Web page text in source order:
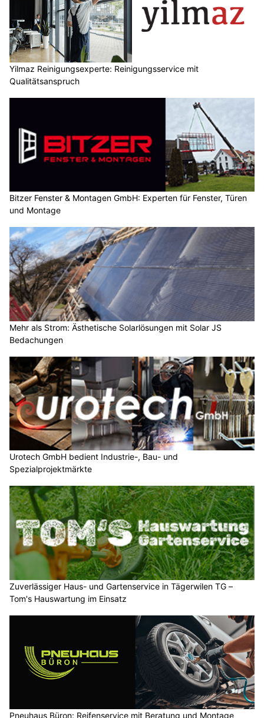
Yilmaz Reinigungsexperte: Reinigungsservice mit
Qualitätsanspruch
Bitzer Fenster & Montagen GmbH: Experten für Fenster, Türen
und Montage
Mehr als Strom: Ästhetische Solarlösungen mit Solar JS
Bedachungen
Urotech GmbH bedient Industrie-, Bau- und
Spezialprojektmärkte
Zuverlässiger Haus- und Gartenservice in Tägerwilen TG –
Tom's Hauswartung im Einsatz
Pneuhaus Büron: Reifenservice mit Beratung und Montage